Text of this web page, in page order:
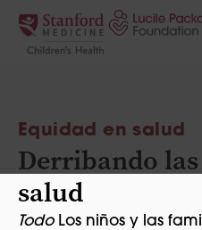
Saltar al contenido
Equidad en salud
Derribando
salud
TodoLos niños y las